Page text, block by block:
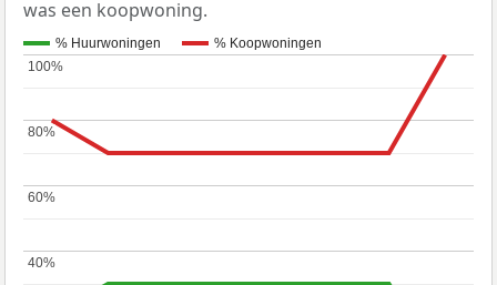
was een koopwoning.
% Huurwoningen % Koopwoningen
40%
40%
60%
60%
80%
80%
100%
100%